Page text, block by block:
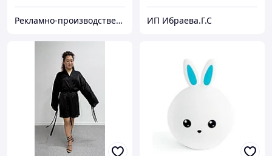
Рекламно-производственная компания «2Ymedia» ИП Ибраева.Г.С